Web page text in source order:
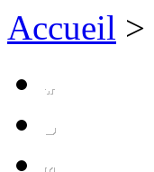
Accueil >